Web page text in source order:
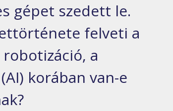
gépet szedett le.
felveti a
a
korában van-e